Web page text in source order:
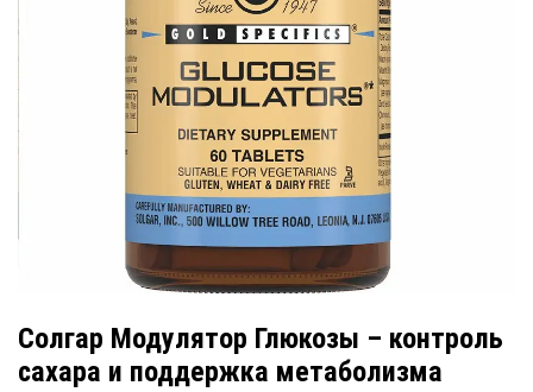
Солгар Модулятор Глюкозы – контроль
сахара и поддержка метаболизма